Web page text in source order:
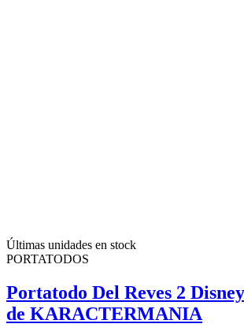
Últimas unidades en stock
PORTATODOS
Portatodo Del Reves 2
de KARACTERMANIA